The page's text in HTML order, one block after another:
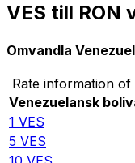
VES till RON
Omvandla
Rate information
Venezuelansk
1 VES
5 VES